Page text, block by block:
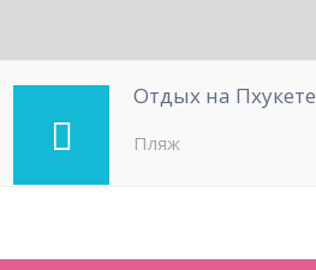
Отдых на Пхукете
Пляж